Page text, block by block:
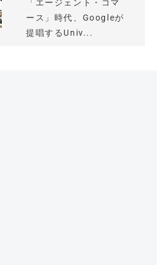
「エージェント・コマ
ース」時代、Googleが
提唱するUniv...